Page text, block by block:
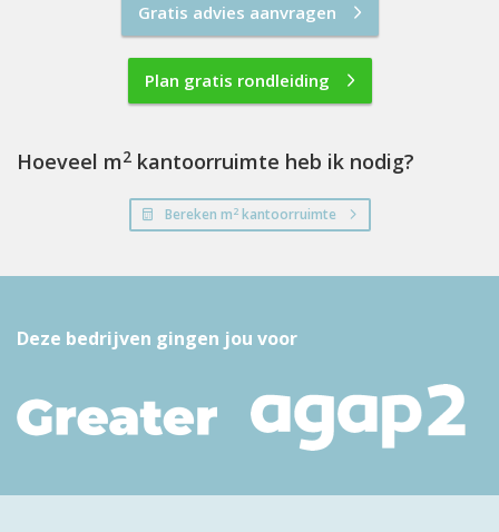
Gratis advies aanvragen
Plan gratis rondleiding
Hoeveel m2 kantoorruimte heb ik nodig?
Bereken m2kantoorruimte
Deze bedrijven gingen jou voor